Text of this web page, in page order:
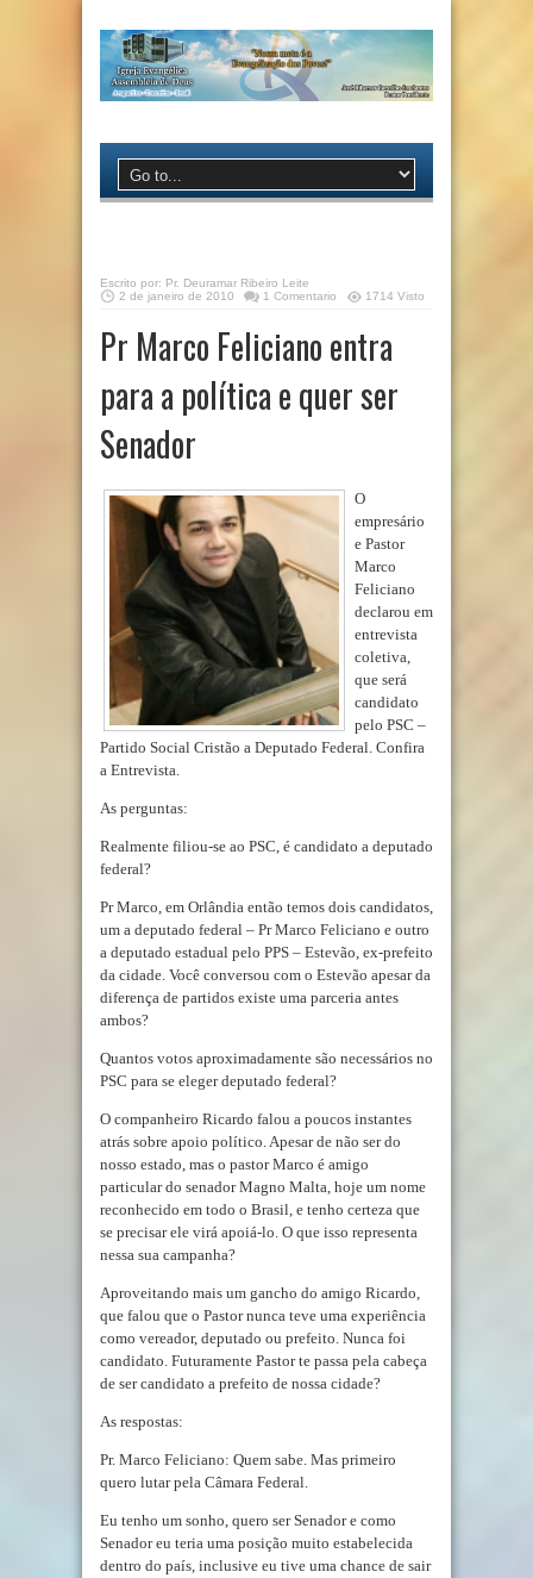
Escrito por: Pr. Deuramar Ribeiro Leite
2 de janeiro de 2010
1 Comentario 1714 Visto
Pr Marco Feliciano entra
para a política e quer ser
Senador
O
empresário
e Pastor
Marco
Feliciano
declarou em
entrevista
coletiva,
que será
candidato
pelo PSC –
Partido Social Cristão a Deputado Federal. Confira
a Entrevista.
As perguntas:
Realmente filiou-se ao PSC, é candidato a deputado
federal?
Pr Marco, em Orlândia então temos dois candidatos,
um a deputado federal – Pr Marco Feliciano e outro
a deputado estadual pelo PPS – Estevão, ex-prefeito
da cidade. Você conversou com o Estevão apesar da
diferença de partidos existe uma parceria antes
ambos?
Quantos votos aproximadamente são necessários no
PSC para se eleger deputado federal?
O companheiro Ricardo falou a poucos instantes
atrás sobre apoio político. Apesar de não ser do
nosso estado, mas o pastor Marco é amigo
particular do senador Magno Malta, hoje um nome
reconhecido em todo o Brasil, e tenho certeza que
se precisar ele virá apoiá-lo. O que isso representa
nessa sua campanha?
Aproveitando mais um gancho do amigo Ricardo,
que falou que o Pastor nunca teve uma experiência
como vereador, deputado ou prefeito. Nunca foi
candidato. Futuramente Pastor te passa pela cabeça
de ser candidato a prefeito de nossa cidade?
As respostas:
Pr. Marco Feliciano: Quem sabe. Mas primeiro
quero lutar pela Câmara Federal.
Eu tenho um sonho, quero ser Senador e como
Senador eu teria uma posição muito estabelecida
dentro do país, inclusive eu tive uma chance de sair